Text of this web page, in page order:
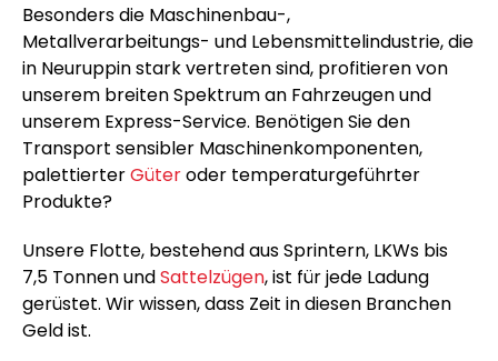
Besonders die Maschinenbau-,
Metallverarbeitungs- und Lebensmittelindustrie, die
in Neuruppin stark vertreten sind, profitieren von
unserem breiten Spektrum an Fahrzeugen und
unserem Express-Service. Benötigen Sie den
Transport sensibler Maschinenkomponenten,
palettierterGüteroder temperaturgeführter
Produkte?
Unsere Flotte, bestehend aus Sprintern, LKWs bis
7,5 Tonnen undSattelzügen, ist für jede Ladung
gerüstet. Wir wissen, dass Zeit in diesen Branchen
Geld ist.